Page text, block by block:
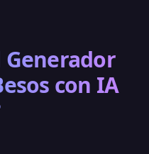
Generador
con IA